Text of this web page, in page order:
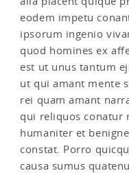
eodem impetu
ipsorum ingenio
quod homines ex
est ut unus tantum
ut qui amant mente
rei quam amant
qui reliquos conatur
humaniter et
constat. Porro
causa sumus